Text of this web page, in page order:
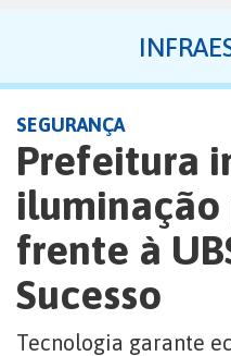
SEGURANÇA
Prefeitura
iluminação
frente à
Sucesso
Tecnologia garante